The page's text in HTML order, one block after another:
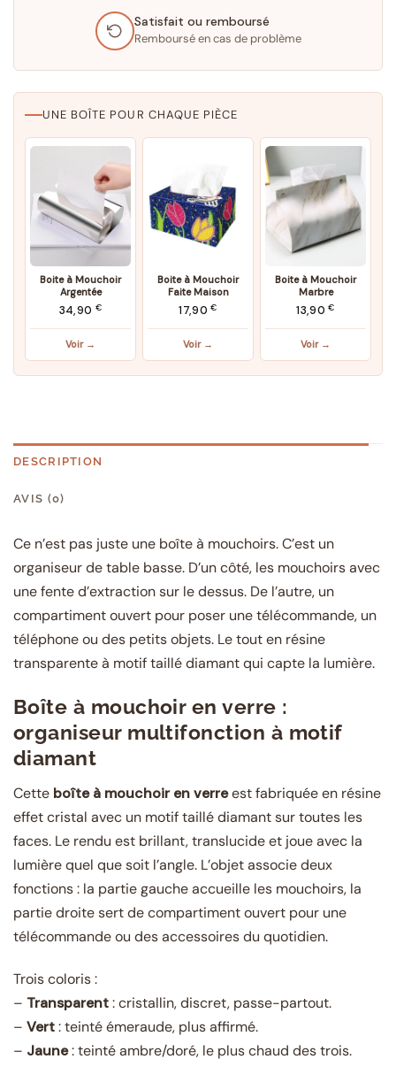
Satisfait ou remboursé
Remboursé en cas de problème
UNE BOÎTE POUR CHAQUE PIÈCE
Boite à Mouchoir
Argentée
34,90 €
Voir →
Boite à Mouchoir
Faite Maison
17,90€
Voir →
Boite à Mouchoir
Marbre
13,90€
Voir →
DESCRIPTION
AVIS (0)
Ce n’est pas juste une boîte à mouchoirs. C’est un
organiseur de table basse. D’un côté, les mouchoirs avec
une fente d’extraction sur le dessus. De l’autre, un
compartiment ouvert pour poser une télécommande, un
téléphone ou des petits objets. Le tout en résine
transparente à motif taillé diamant qui capte la lumière.
Boîte à mouchoir en verre :
organiseur multifonction à motif
diamant
Cette boîte à mouchoir en verreest fabriquée en résine
effet cristal avec un motif taillé diamant sur toutes les
faces. Le rendu est brillant, translucide et joue avec la
lumière quel que soit l’angle. L’objet associe deux
fonctions : la partie gauche accueille les mouchoirs, la
partie droite sert de compartiment ouvert pour une
télécommande ou des accessoires du quotidien.
Trois coloris :
– Transparent: cristallin, discret, passe-partout.
– Vert: teinté émeraude, plus affirmé.
– Jaune: teinté ambre/doré, le plus chaud des trois.